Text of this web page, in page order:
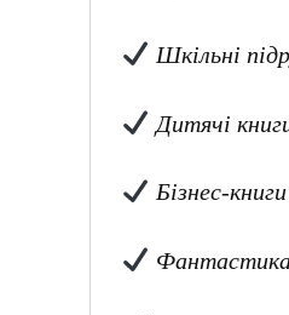
Шкільні
Дитячі
Бізнес-книги